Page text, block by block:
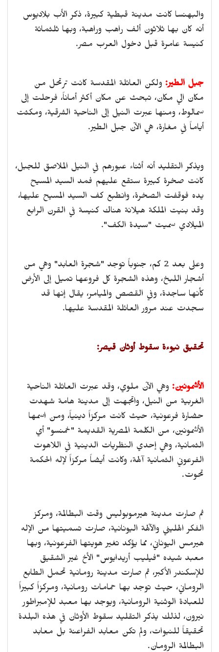
والبهنسا كانت مدينة قبطية كبيرة، ذكر الأب بلاديوس
أنه كان بها ثلاثون ألف راهب وراهبة، وبها ثلثمائة
كنيسة عامرة قبل دخول العرب مصر.
جبل الطير: ولكن العائلة المقدسة كانت ترتحل من
مكان الي مكان، تبحث عن مكان أكثر أماناً، فرحلت إلى
سمالوط، ومنها عبرت النيل إلى الناحية الشرقية، ومكثت
أياماً في مغارة، هي الآن جبل الطير.
ويذكر التقليد أنه أثناء عبورهم في النيل الملاصق للجبل،
كانت صخرة كبيرة ستقع عليهم فمد السيد المسيح
يده فوقفت الصخرة، وانطبع كف السيد المسيح عليها،
وقد بنيت الملكة هيلانة هناك كنيسة في القرن الرابع
الميلادي سميت "سيدة الكف".
وعلى بعد 2 كم، جنوباً توجد "شجرة العابد" وهي من
أشجار اللبخ، وهذه الشجرة كل فروعها تميل إلى الأرض
كأنها ساجدة، وفي القصص والميامر، يقال إنها قد
سجدت عند مرور العائلة المقدسة عليها.
تحقيق نبوءة سقوط أوثان قيصر:
الأشمونين: وهي الآن ملوي، وقد عبرت العائلة الناحية
الغربية من النيل، واتجهت إلى مدينة هامة شهدت
حضارة فرعونية، حيث كانت مركزاً دينياً، ومن اسمها
الأشمونين، من الكلمة المصرية القديمة "خمنسو" أي
الثمانية، وهي إحدي النظريات الدينية في اللاهوت
الفرعوني الثمانية آلهة، وكانت أيضاً مركزاً لإله الحكمة
تحوت.
ثم صارت مدينة هيرموبوليس وقت البطالمة، ومركز
الفكر الهليني والآلهة اليونانية، صارت تسميتها من الإله
هيرمس اليوناني، مما يؤكد تغير هويتها الفرعونية، وبها
معبد شيده "فيليب أريدايوس" الأخ غير الشقيق
للإسكندر الأكبر، ثم صارت مدينة رومانية تحمل الطابع
الروماني، حيث توجد بها حمامات رومانية، ومركزاً كبيراً
للعبادة الوثنية الرومانية، ويوجد بها معبد للإمبراطور
نيرون، لذلك يذكر التقليد سقوط الأوثان في هذه البلدة
تحقيقاً للنبوات، ولم تكن معابد الفراعنة بل معابد
البطالمة الرومان.